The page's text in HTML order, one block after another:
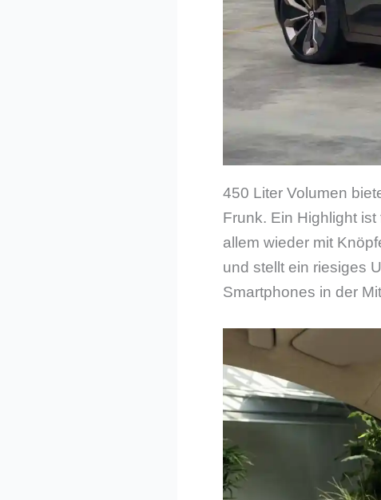
450 Liter Volumen
Frunk. Ein Highlight
allem wieder mit
und stellt ein riesiges
Smartphones in der